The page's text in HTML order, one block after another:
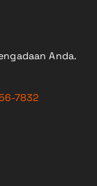
Anda.
7832